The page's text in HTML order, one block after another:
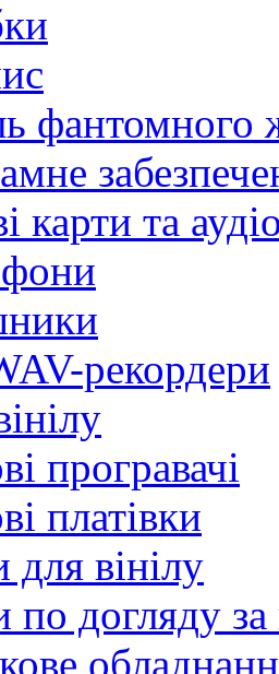
фантомного
карти та
рекордери
програвачі
платівки
для вінілу
по догляду за